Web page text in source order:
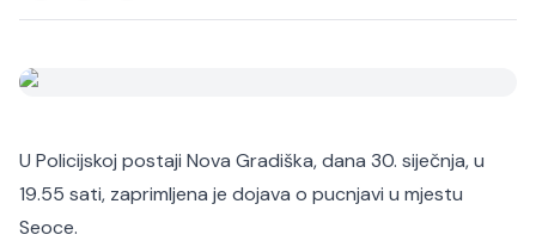
U Policijskoj postaji Nova Gradiška, dana 30. siječnja, u
19.55 sati, zaprimljena je dojava o pucnjavi u mjestu
Seoce.